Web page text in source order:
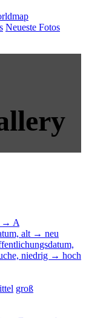
Neueste Fotos
→ A
alt → neu
niedrig → hoch
groß